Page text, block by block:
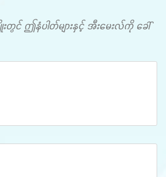
တွင် ဤနံပါတ်များနှင့် အီးမေးလ်ကို ခေါ်